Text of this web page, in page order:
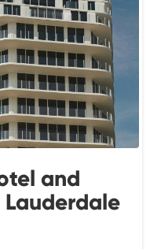
and
Lauderdale